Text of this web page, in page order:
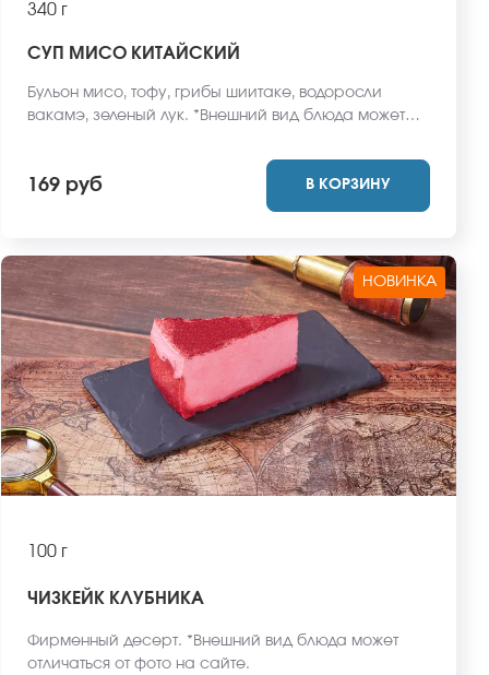
340 г
СУП МИСО КИТАЙСКИЙ
Бульон мисо, тофу, грибы шиитаке, водоросли
вакамэ, зеленый лук. *Внешний вид блюда может
169 руб В КОРЗИНУ
НОВИНКА
100 г
ЧИЗКЕЙК КЛУБНИКА
Фирменный десерт. *Внешний вид блюда может
отличаться от фото на сайте.